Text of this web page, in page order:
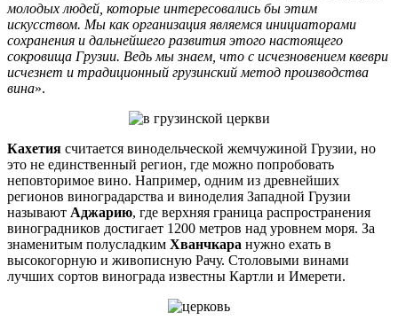
молодых людей, которые интересовались бы этим
искусством. Мы как организация являемся инициаторами
сохранения и дальнейшего развития этого настоящего
сокровища Грузии. Ведь мы знаем, что с исчезновением квеври
исчезнет и традиционный грузинский метод производства
вина».
Кахетия считается винодельческой жемчужиной Грузии, но
это не единственный регион, где можно попробовать
неповторимое вино. Например, одним из древнейших
регионов виноградарства и виноделия Западной Грузии
называют Аджарию, где верхняя граница распространения
виноградников достигает 1200 метров над уровнем моря. За
знаменитым полусладким Хванчкара нужно ехать в
высокогорную и живописную Рачу. Столовыми винами
лучших сортов винограда известны Картли и Имерети.